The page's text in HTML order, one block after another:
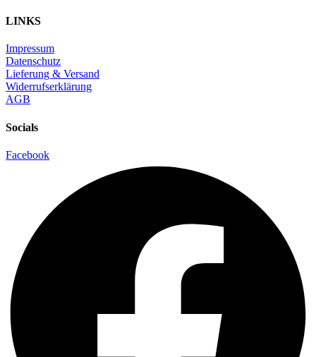
LINKS
Impressum
Datenschutz
Lieferung & Versand
Widerrufserklärung
AGB
Socials
Facebook